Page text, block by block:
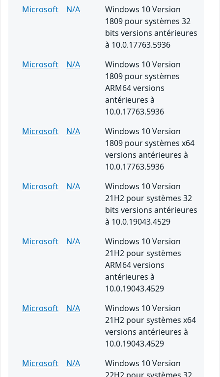
Microsoft
N/A
Windows 10 Version
1809 pour systèmes 32
bits versions antérieures
à 10.0.17763.5936
Microsoft
N/A
Windows 10 Version
1809 pour systèmes
ARM64 versions
antérieures à
10.0.17763.5936
Microsoft
N/A
Windows 10 Version
1809 pour systèmes x64
versions antérieures à
10.0.17763.5936
Microsoft
N/A
Windows 10 Version
21H2 pour systèmes 32
bits versions antérieures
à 10.0.19043.4529
Microsoft
N/A
Windows 10 Version
21H2 pour systèmes
ARM64 versions
antérieures à
10.0.19043.4529
Microsoft
N/A
Windows 10 Version
21H2 pour systèmes x64
versions antérieures à
10.0.19043.4529
Microsoft
N/A
Windows 10 Version